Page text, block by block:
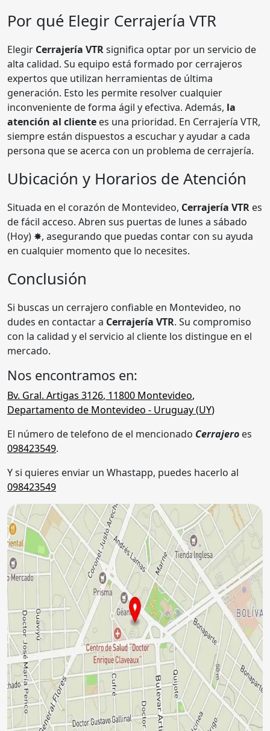
Por qué Elegir Cerrajería VTR
Elegir Cerrajería VTRsignifica optar por un servicio de
alta calidad. Su equipo está formado por cerrajeros
expertos que utilizan herramientas de última
generación. Esto les permite resolver cualquier
inconveniente de forma ágil y efectiva. Además, la
atención al cliente es una prioridad. En Cerrajería VTR,
siempre están dispuestos a escuchar y ayudar a cada
persona que se acerca con un problema de cerrajería.
Ubicación y Horarios de Atención
Situada en el corazón de Montevideo, Cerrajería VTR es
de fácil acceso. Abren sus puertas de lunes a sábado
(Hoy) ✸, asegurando que puedas contar con su ayuda
en cualquier momento que lo necesites.
Conclusión
Si buscas un cerrajero confiable en Montevideo, no
dudes en contactar a Cerrajería VTR. Su compromiso
con la calidad y el servicio al cliente los distingue en el
mercado.
Nos encontramos en:
Bv. Gral. Artigas 3126, 11800 Montevideo,
Departamento de Montevideo - Uruguay (UY)
El número de telefono de el mencionado Cerrajero es
098423549.
Y si quieres enviar un Whastapp, puedes hacerlo al
098423549